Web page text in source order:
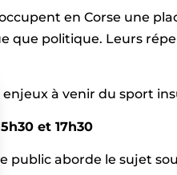
en Corse une
que politique. Leurs
enjeux à venir du sport
et 17h30
public aborde le sujet